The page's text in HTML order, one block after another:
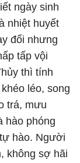
ngày sinh
nhiệt huyết
đổi nhưng
tấp vội
thì tính
léo, song
trá, mưu
hào phóng
hào. Người
không sợ hãi